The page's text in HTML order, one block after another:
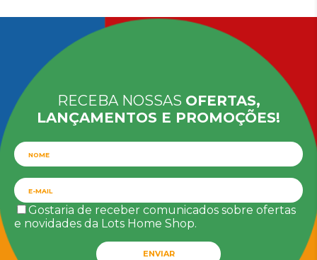
RECEBA NOSSAS OFERTAS,
LANÇAMENTOS E PROMOÇÕES!
Gostaria de receber comunicados sobre ofertas
e novidades da Lots Home Shop.
ENVIAR